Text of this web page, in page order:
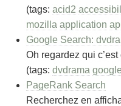
(tags:acid2
mozilla application
Google Search:
Oh regardez qui
(tags:dvdrama google
PageRank Search
Recherchez en